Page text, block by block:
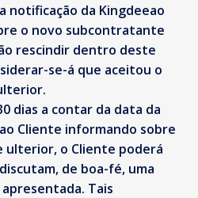
notificação da Kingdeeao
o novo subcontratante
rescindir dentro deste
se-á que aceitou o
dias a contar da data da
Cliente informando sobre
o Cliente poderá
de boa-fé, uma
Tais